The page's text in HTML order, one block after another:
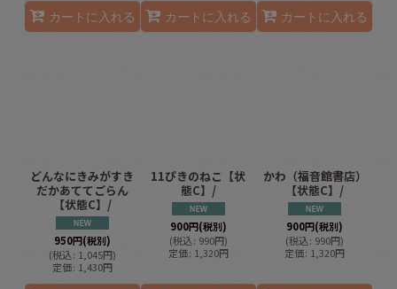
カートに入れる カートに入れる カートに入れる
どんなにきみがすき
だかあててごらん
【状態C】/
950円(税別)
(税込: 1,045円)
定価: 1,430円
11ぴきのねこ【状
態C】/
900円(税別)
(税込: 990円)
定価: 1,320円
かわ（福音館書店）
【状態C】/
900円(税別)
(税込: 990円)
定価: 1,320円